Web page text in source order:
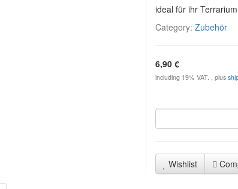
ideal für ihr Terrarium
Category: Zubehör
6,90 €
including 19% VAT. , plus
Wishlist